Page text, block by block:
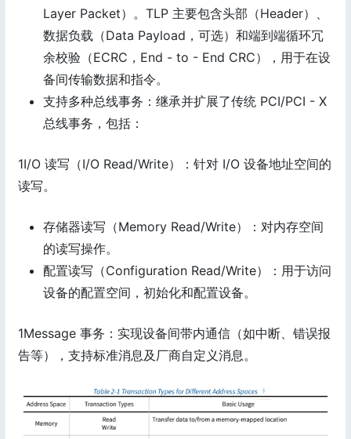
Layer Packet）。TLP 主要包含头部（Header）、
数据负载（Data Payload，可选）和端到端循环冗
余校验（ECRC，End - to - End CRC），用于在设
备间传输数据和指令。
支持多种总线事务：继承并扩展了传统 PCI/PCI - X
总线事务，包括：
1I/O 读写（I/O Read/Write）：针对 I/O 设备地址空间的
读写。
存储器读写（Memory Read/Write）：对内存空间
的读写操作。
配置读写（Configuration Read/Write）：用于访问
设备的配置空间，初始化和配置设备。
1Message 事务：实现设备间带内通信（如中断、错误报
告等），支持标准消息及厂商自定义消息。